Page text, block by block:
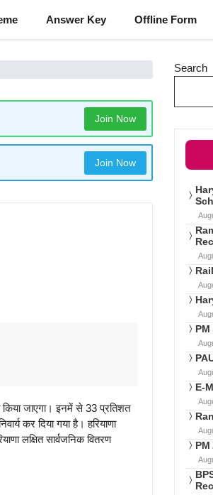
Answer Key Offline Form
Join Now
Join Now
जाएगा। इनमें से 33 प्रतिशत
कर दिया गया है। हरियाणा
लक्षित सार्वजनिक वितरण
Search
E-